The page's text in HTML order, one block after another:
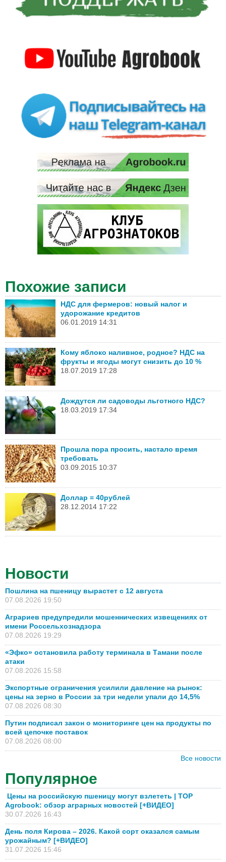
Похожие записи
НДС для фермеров: новый налог и
удорожание кредитов
06.01.2019 14:31
Кому яблоко наливное, родное? НДС на
фрукты и ягоды могут снизить до 10 %
18.07.2019 17:28
Дождутся ли садоводы льготного НДС?
18.03.2019 17:34
Прошла пора просить, настало время
требовать
03.09.2015 10:37
Доллар = 40рублей
28.12.2014 17:22
Новости
Пошлина на пшеницу вырастет с 12 августа
07.08.2026 19:50
Аграриев предупредили мошеннических извещениях от
имени Россельхознадзора
07.08.2026 19:29
«Эфко» остановила работу терминала в Тамани после
атаки
07.08.2026 15:58
Экспортные ограничения усилили давление на рынок:
цены на зерно в России за три недели упали до 14,5%
07.08.2026 08:30
Путин подписал закон о мониторинге цен на продукты по
всей цепочке поставок
07.08.2026 08:00
Все новости
Популярное
Цены на российскую пшеницу могут взлететь | TOP
Agrobook: обзор аграрных новостей [+ВИДЕО]
30.07.2026 16:43
День поля Кирова – 2026. Какой сорт оказался самым
урожайным? [+ВИДЕО]
31.07.2026 15:46